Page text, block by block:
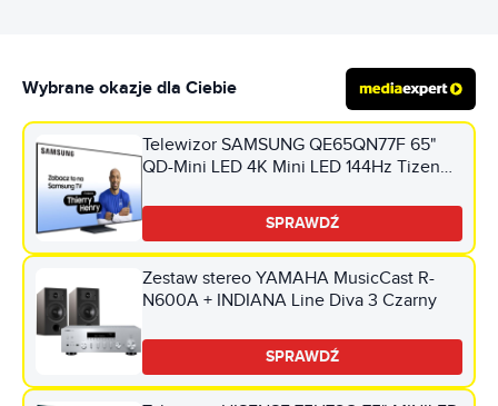
Wybrane okazje dla Ciebie
Telewizor SAMSUNG QE65QN77F 65"
QD-Mini LED 4K Mini LED 144Hz Tizen
SPRAWDŹ
Zestaw stereo YAMAHA MusicCast R-
N600A + INDIANA Line Diva 3 Czarny
SPRAWDŹ